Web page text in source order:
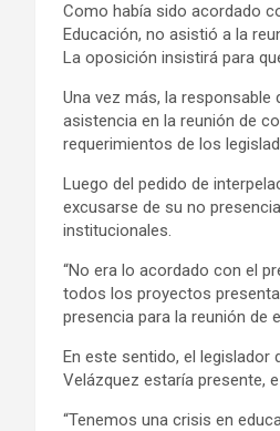
Como había sido acordado
Educación, no asistió a la
La oposición insistirá para
Una vez más, la
asistencia en la reunión de
requerimientos de los
Luego del pedido de
excusarse de su no
institucionales.
“No era lo acordado con el
todos los proyectos
presencia para la reunión de
En este sentido, el legislador
Velázquez estaría presente,
“Tenemos una crisis en